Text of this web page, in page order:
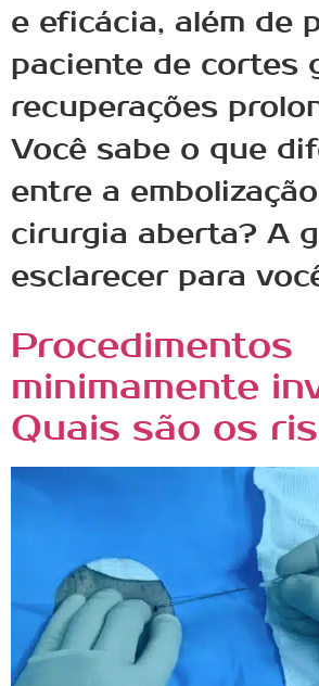
e eficácia, além de
paciente de cortes
recuperações
Você sabe o que
entre a
cirurgia aberta? A
esclarecer para
Procedimentos
minimamente
Quais são os